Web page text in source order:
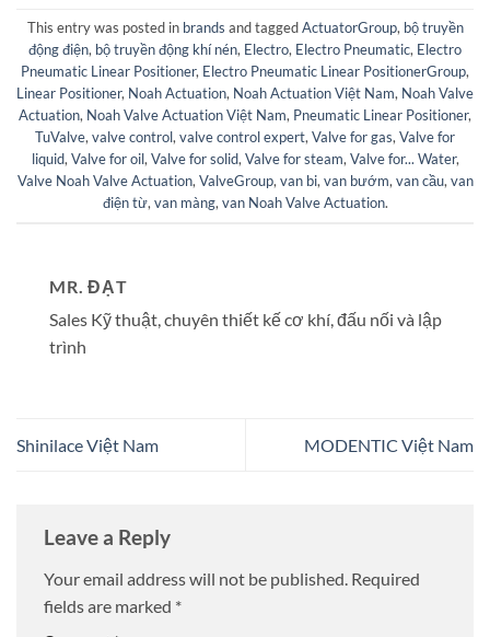
This entry was posted in brands and taggedActuatorGroup, bộ truyền
động điện, bộ truyền động khí nén, Electro, Electro Pneumatic, Electro
Pneumatic Linear Positioner, Electro Pneumatic Linear PositionerGroup,
Linear Positioner, Noah Actuation, Noah Actuation Việt Nam, Noah Valve
Actuation, Noah Valve Actuation Việt Nam, Pneumatic Linear Positioner,
TuValve,valve control,valve control expert,Valve for gas,Valve for
liquid,Valve for oil,Valve for solid,Valve for steam,Valve for... Water,
Valve Noah Valve Actuation,ValveGroup,van bi,van bướm,van cầu,van
điện từ,van màng,van Noah Valve Actuation.
MR. ĐẠT
Sales Kỹ thuật, chuyên thiết kế cơ khí, đấu nối và lập
trình
Shinilace Việt Nam MODENTIC Việt Nam
Leave a Reply
Your email address will not be published. Required
fields are marked *